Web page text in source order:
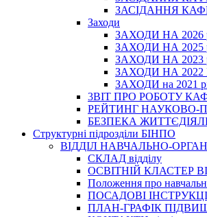
ЗАСІДАННЯ
Заходи
ЗАХОДИ НА 2026
ЗАХОДИ НА 2025
ЗАХОДИ НА 2023
ЗАХОДИ НА 2022
ЗАХОДИ на 2021
3BIT ПРО РОБОТУ
РЕЙТИНГ НАУКОВО-
БЕЗПЕКА
Структурні підрозділи БІНПО
ВІДДІЛ НАВЧАЛЬНО-
СКЛАД відділу
ОСВІТНІЙ КЛАСТЕР
Положення про
ПОСАДОВІ
ПЛАН-ГРАФІК